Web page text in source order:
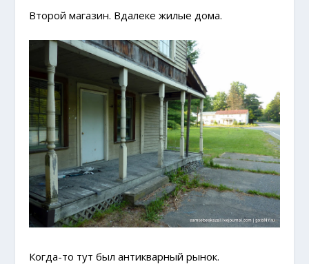
Второй магазин. Вдалеке жилые дома.
Когда-то тут был антикварный рынок.